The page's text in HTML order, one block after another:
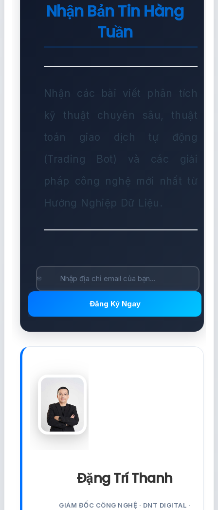
Nhận Bản Tin Hàng
Tuần
Nhận các bài viết phân tích
kỹ thuật chuyên sâu, thuật
toán giao dịch tự động
(Trading Bot) và các giải
pháp công nghệ mới nhất từ
Hướng Nghiệp Dữ Liệu.
Đăng Ký Ngay
Đặng Trí Thanh
GIÁM ĐỐC CÔNG NGHỆ · DNT DIGITAL ·